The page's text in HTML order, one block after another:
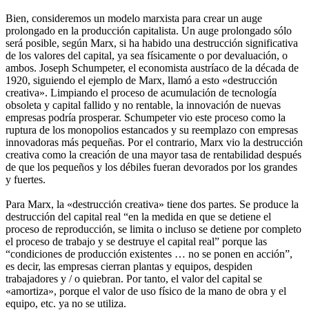
Bien, consideremos un modelo marxista para crear un auge
prolongado en la producción capitalista. Un auge prolongado sólo
será posible, según Marx, si ha habido una destrucción significativa
de los valores del capital, ya sea físicamente o por devaluación, o
ambos. Joseph Schumpeter, el economista austríaco de la década de
1920, siguiendo el ejemplo de Marx, llamó a esto «destrucción
creativa». Limpiando el proceso de acumulación de tecnología
obsoleta y capital fallido y no rentable, la innovación de nuevas
empresas podría prosperar. Schumpeter vio este proceso como la
ruptura de los monopolios estancados y su reemplazo con empresas
innovadoras más pequeñas. Por el contrario, Marx vio la destrucción
creativa como la creación de una mayor tasa de rentabilidad después
de que los pequeños y los débiles fueran devorados por los grandes
y fuertes.
Para Marx, la «destrucción creativa» tiene dos partes. Se produce la
destrucción del capital real “en la medida en que se detiene el
proceso de reproducción, se limita o incluso se detiene por completo
el proceso de trabajo y se destruye el capital real” porque las
“condiciones de producción existentes … no se ponen en acción”,
es decir, las empresas cierran plantas y equipos, despiden
trabajadores y / o quiebran. Por tanto, el valor del capital se
«amortiza», porque el valor de uso físico de la mano de obra y el
equipo, etc. ya no se utiliza.